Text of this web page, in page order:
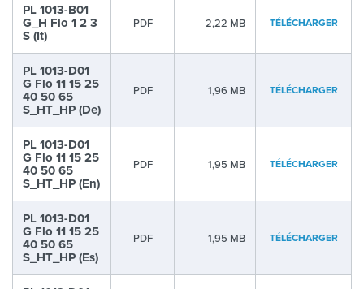
PL 1013-B01
G_H Flo 1 2 3
S (It)
PDF 2,22 MB TÉLÉCHARGER
PL 1013-D01
G Flo 11 15 25
40 50 65
S_HT_HP (De)
PDF 1,96 MB TÉLÉCHARGER
PL 1013-D01
G Flo 11 15 25
40 50 65
S_HT_HP (En)
PDF 1,95 MB TÉLÉCHARGER
PL 1013-D01
G Flo 11 15 25
40 50 65
S_HT_HP (Es)
PDF 1,95 MB TÉLÉCHARGER